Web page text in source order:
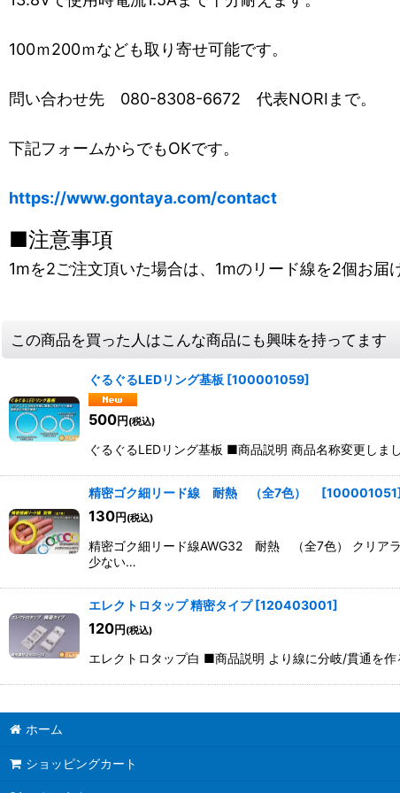
100ｍ200ｍなども取り寄せ可能です。
問い合わせ先 080-8308-6672 代表NORIまで。
下記フォームからでもOKです。
https://www.gontaya.com/contact
■注意事項
1mを2ご注文頂いた場合は、1mのリード線を2個お
この商品を買った人はこんな商品にも興味を持ってます
ぐるぐるLEDリング基板 [100001059]
500円(税込)
ぐるぐるLEDリング基板 ■商品説明 商品名称変更しま
精密ゴク細リード線 耐熱 （全7色） [100001051
130円(税込)
精密ゴク細リード線AWG32 耐熱 （全7色） クリアラ
少ない…
エレクトロタップ 精密タイプ [120403001]
120円(税込)
エレクトロタップ白 ■商品説明 より線に分岐/貫通を
ホーム
ショッピングカート